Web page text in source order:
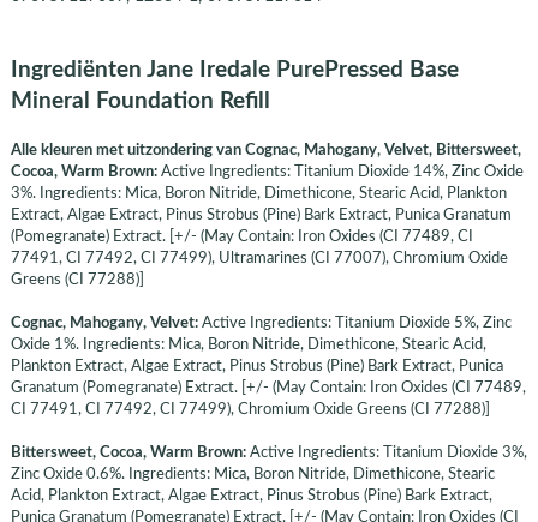
Ingrediënten Jane Iredale PurePressed Base
Mineral Foundation Refill
Alle kleuren met uitzondering van Cognac, Mahogany, Velvet, Bittersweet,
Cocoa, Warm Brown:Active Ingredients: Titanium Dioxide 14%, Zinc Oxide
3%. Ingredients: Mica, Boron Nitride, Dimethicone, Stearic Acid, Plankton
Extract, Algae Extract, Pinus Strobus (Pine) Bark Extract, Punica Granatum
(Pomegranate) Extract. [+/- (May Contain: Iron Oxides (CI 77489, CI
77491, CI 77492, CI 77499), Ultramarines (CI 77007), Chromium Oxide
Greens (CI 77288)]
Cognac, Mahogany, Velvet:Active Ingredients: Titanium Dioxide 5%, Zinc
Oxide 1%. Ingredients: Mica, Boron Nitride, Dimethicone, Stearic Acid,
Plankton Extract, Algae Extract, Pinus Strobus (Pine) Bark Extract, Punica
Granatum (Pomegranate) Extract. [+/- (May Contain: Iron Oxides (CI 77489,
CI 77491, CI 77492, CI 77499), Chromium Oxide Greens (CI 77288)]
Bittersweet, Cocoa, Warm Brown:Active Ingredients: Titanium Dioxide 3%,
Zinc Oxide 0.6%. Ingredients: Mica, Boron Nitride, Dimethicone, Stearic
Acid, Plankton Extract, Algae Extract, Pinus Strobus (Pine) Bark Extract,
Punica Granatum (Pomegranate) Extract. [+/- (May Contain: Iron Oxides (CI